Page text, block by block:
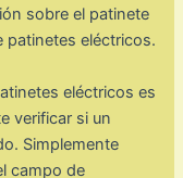
sobre el patinete
patinetes eléctricos.
eléctricos es
verificar si un
Simplemente
campo de